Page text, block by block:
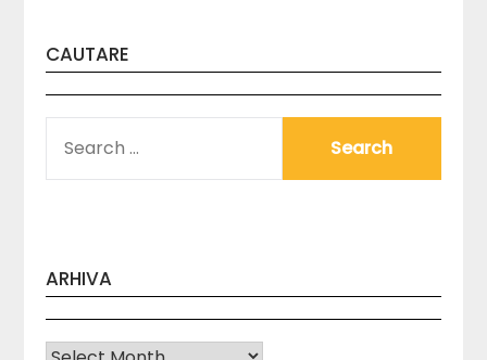
CAUTARE
FOR:
ARHIVA
Arhiva